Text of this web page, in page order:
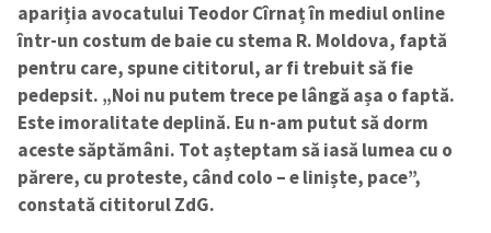
apariția avocatului Teodor Cîrnaț în mediul online
într-un costum de baie cu stema R. Moldova, faptă
pentru care, spune cititorul, ar fi trebuit să fie
pedepsit. „Noi nu putem trece pe lângă așa o faptă.
Este imoralitate deplină. Eu n-am putut să dorm
aceste săptămâni. Tot așteptam să iasă lumea cu o
părere, cu proteste, când colo – e liniște, pace”,
constată cititorul ZdG.